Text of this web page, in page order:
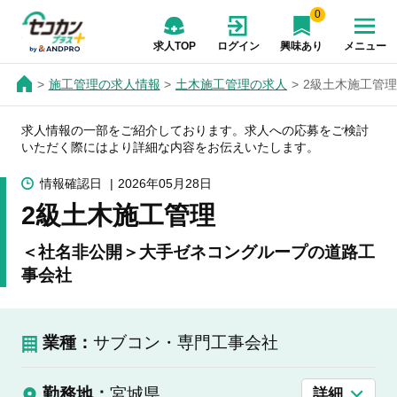
求人TOP ログイン
0
興味あり メニュー
施工管理の求人情報 土木施工管理の求人 2級土木施工管
求人情報の一部をご紹介しております。求人への応募をご検討
いただく際にはより詳細な内容をお伝えいたします。
情報確認日 2026年05月28日
2級土木施工管理
＜社名非公開＞大手ゼネコングループの道路工
事会社
業種： サブコン・専門工事会社
詳細